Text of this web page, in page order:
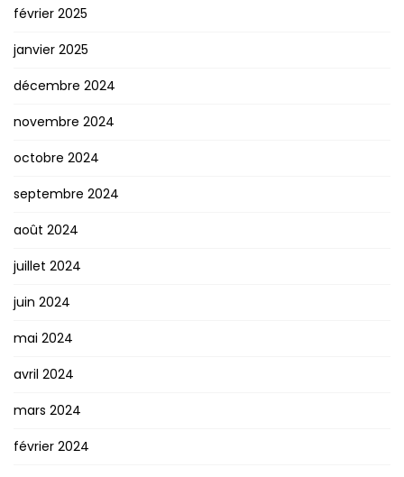
février 2025
janvier 2025
décembre 2024
novembre 2024
octobre 2024
septembre 2024
août 2024
juillet 2024
juin 2024
mai 2024
avril 2024
mars 2024
février 2024